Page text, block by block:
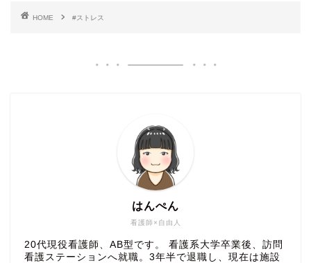
HOME #ストレス
看護師×自由人
はんぺん
20代現役看護師、AB型です。 看護系大学卒業後、訪問
看護ステーションへ就職。3年半で退職し、現在は施設